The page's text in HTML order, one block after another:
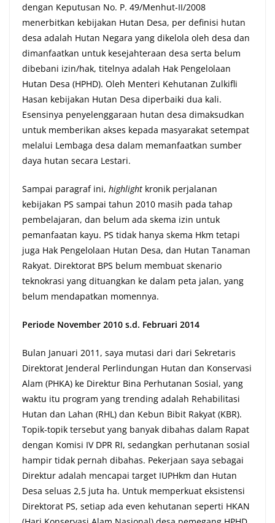
dengan Keputusan No. P. 49/Menhut-II/2008
menerbitkan kebijakan Hutan Desa, per definisi hutan
desa adalah Hutan Negara yang dikelola oleh desa dan
dimanfaatkan untuk kesejahteraan desa serta belum
dibebani izin/hak, titelnya adalah Hak Pengelolaan
Hutan Desa (HPHD). Oleh Menteri Kehutanan Zulkifli
Hasan kebijakan Hutan Desa diperbaiki dua kali.
Esensinya penyelenggaraan hutan desa dimaksudkan
untuk memberikan akses kepada masyarakat setempat
melalui Lembaga desa dalam memanfaatkan sumber
daya hutan secara Lestari.
Sampai paragraf ini, highlight kronik perjalanan
kebijakan PS sampai tahun 2010 masih pada tahap
pembelajaran, dan belum ada skema izin untuk
pemanfaatan kayu. PS tidak hanya skema Hkm tetapi
juga Hak Pengelolaan Hutan Desa, dan Hutan Tanaman
Rakyat. Direktorat BPS belum membuat skenario
teknokrasi yang dituangkan ke dalam peta jalan, yang
belum mendapatkan momennya.
Periode November 2010 s.d. Februari 2014
Bulan Januari 2011, saya mutasi dari dari Sekretaris
Direktorat Jenderal Perlindungan Hutan dan Konservasi
Alam (PHKA) ke Direktur Bina Perhutanan Sosial, yang
waktu itu program yang trending adalah Rehabilitasi
Hutan dan Lahan (RHL) dan Kebun Bibit Rakyat (KBR).
Topik-topik tersebut yang banyak dibahas dalam Rapat
dengan Komisi IV DPR RI, sedangkan perhutanan sosial
hampir tidak pernah dibahas. Pekerjaan saya sebagai
Direktur adalah mencapai target IUPHkm dan Hutan
Desa seluas 2,5 juta ha. Untuk memperkuat eksistensi
Direktorat PS, setiap ada even kehutanan seperti HKAN